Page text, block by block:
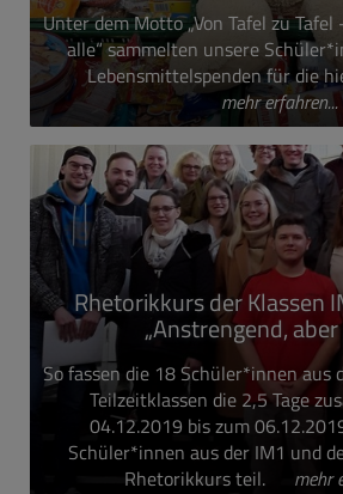
Unter dem Motto „Von Tafel zu
alle“ sammelten unsere
Lebensmittelspenden für die
mehr erfahren...
Rhetorikkurs der Klassen
„Anstrengend,
So fassen die 18 Schüler*innen aus
Teilzeitklassen die 2,5 Tage
04.12.2019 bis zum
Schüler*innen aus der IM1 und
Rhetorikkurs teil.
mehr